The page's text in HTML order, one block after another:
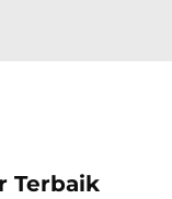
Terbaik